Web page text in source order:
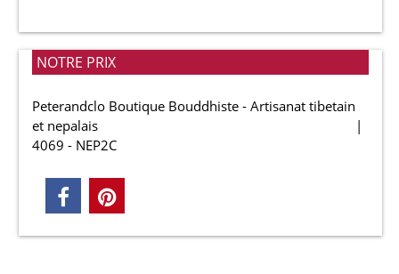
NOTRE PRIX
Peterandclo Boutique Bouddhiste - Artisanat tibetain
et nepalais
4069 - NEP2C